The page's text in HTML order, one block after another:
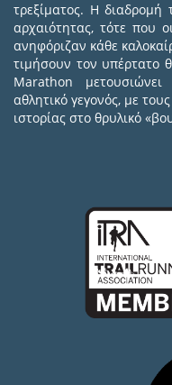
τρεξίματος. Η διαδρομή
αρχαιότητας, τότε που
ανηφόριζαν κάθε
τιμήσουν τον υπέρτατο
Marathon
αθλητικό γεγονός, με
ιστορίας στο θρυλικό